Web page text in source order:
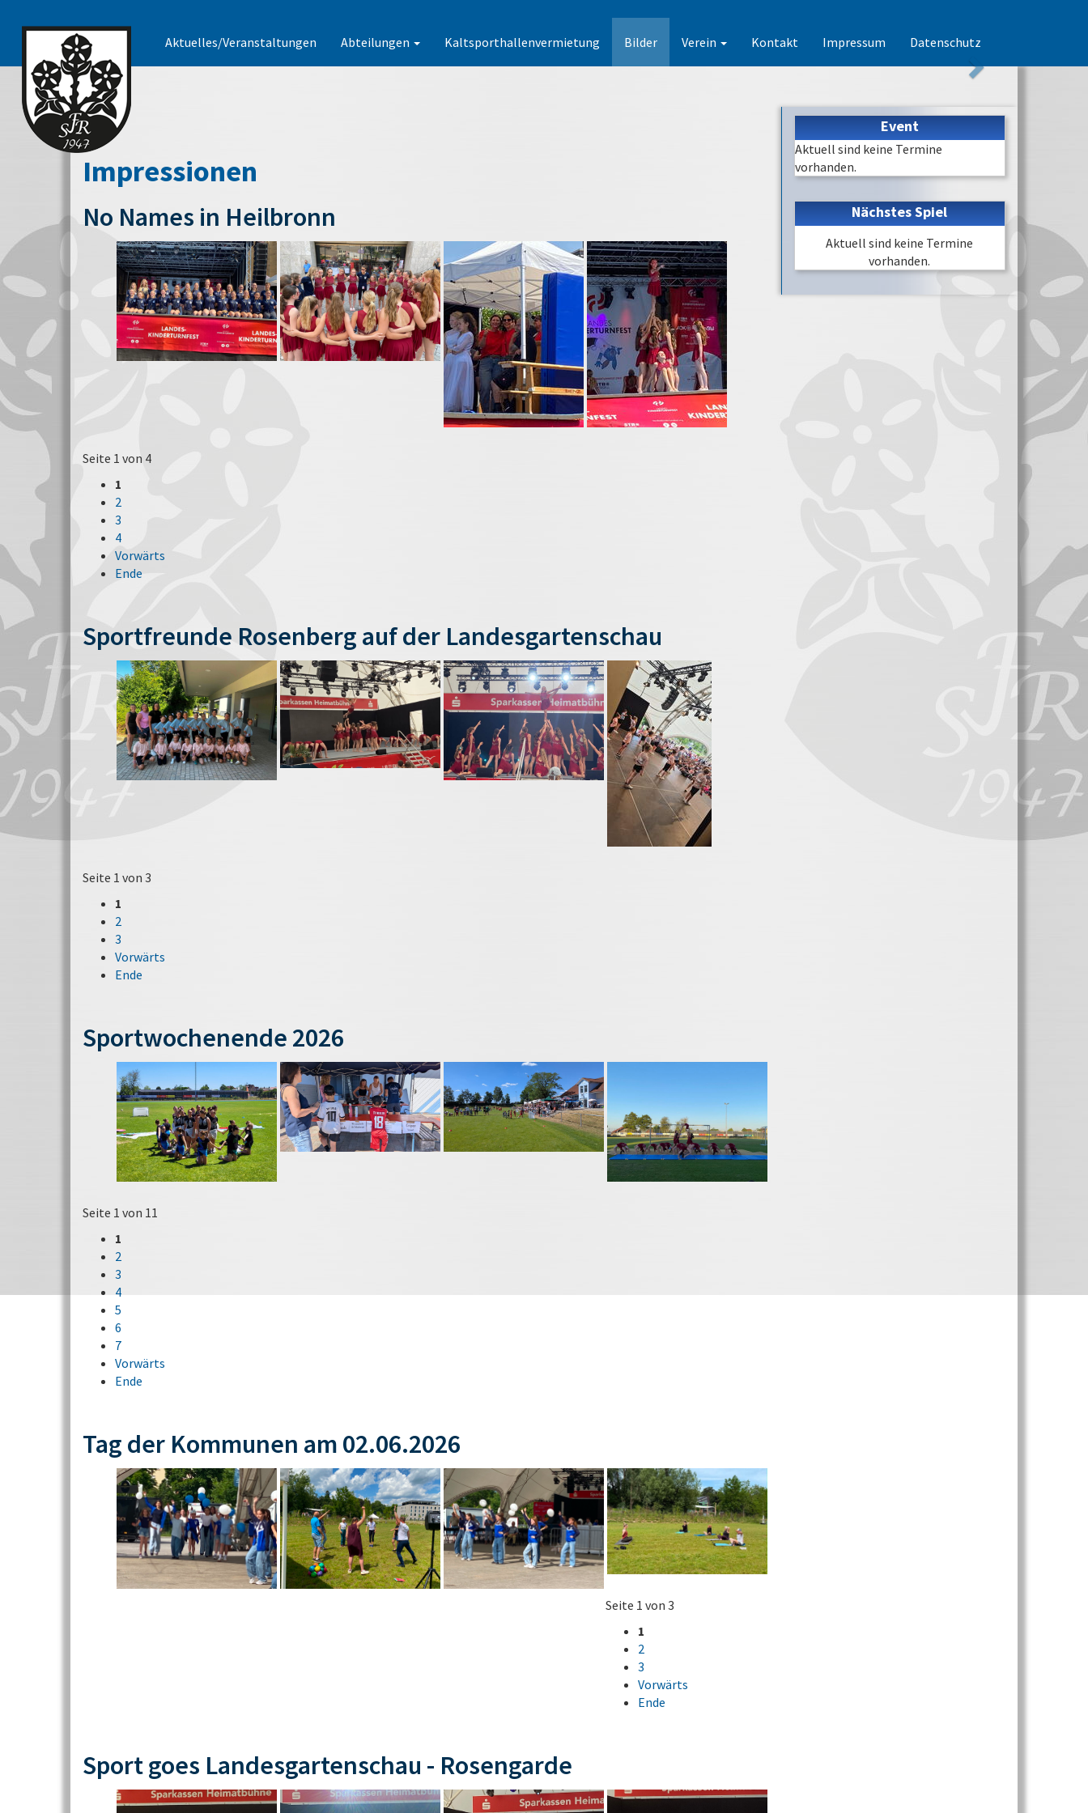
Aktuelles/Veranstaltungen Abteilungen Kaltsporthallenvermietung Bilder Verein Kontakt Impressum Datenschutz
Impressionen
No Names in Heilbronn
Seite 1 von 4
1
2
3
4
Vorwärts
Ende
Sportfreunde Rosenberg auf der Landesgartenschau
Seite 1 von 3
1
2
3
Vorwärts
Ende
Sportwochenende 2026
Seite 1 von 11
1
2
3
4
5
6
7
Vorwärts
Ende
Tag der Kommunen am 02.06.2026
Seite 1 von 3
1
2
3
Vorwärts
Ende
Sport goes Landesgartenschau - Rosengarde
Event
Aktuell sind keine Termine
vorhanden.
Nächstes Spiel
Aktuell sind keine Termine
vorhanden.